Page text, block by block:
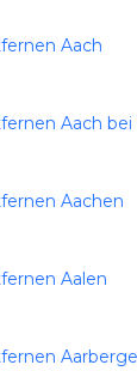
Aach
Aach bei
Aachen
Aalen